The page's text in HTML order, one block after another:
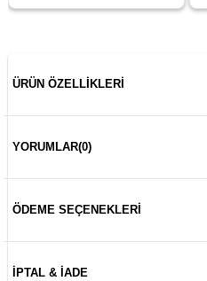
ÜRÜN ÖZELLIKLERI
YORUMLAR(0)
ÖDEME SEÇENEKLERI
İPTAL & İADE